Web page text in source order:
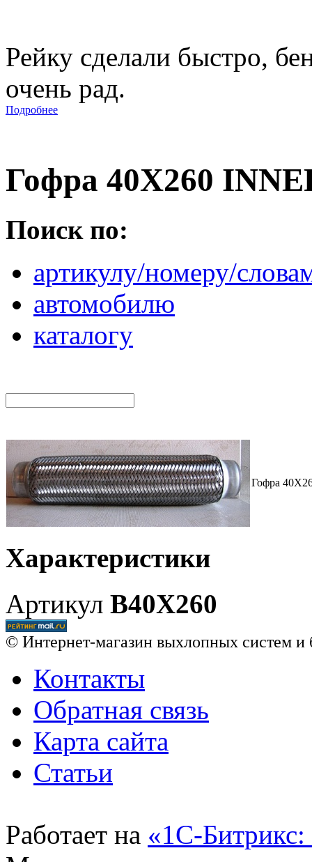
Рейку сделали быстро,
очень рад.
Подробнее
Гофра 40X260
Поиск по:
артикулу/номеру/
автомобилю
каталогу
Гофра
Характеристики
Артикул B40X260
© Интернет-магазин выхлопных систем и
Контакты
Обратная связь
Карта сайта
Статьи
Работает на «1С-Битрикс: